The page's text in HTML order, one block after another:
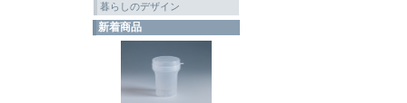
暮らしのデザイン
新着商品